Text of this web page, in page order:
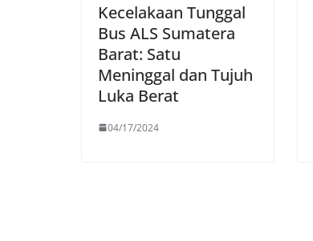
Kecelakaan Tunggal
Bus ALS Sumatera
Barat: Satu
Meninggal dan Tujuh
Luka Berat
04/17/2024